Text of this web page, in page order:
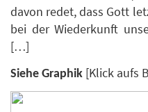
davon redet, dass Gott
bei der Wiederkunft
[…]
Siehe Graphik [Klick aufs